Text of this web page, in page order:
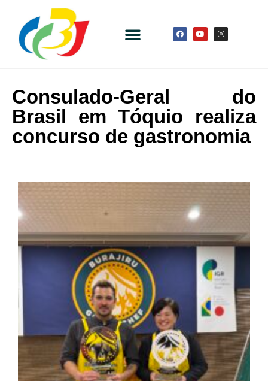
Consulado-Geral do
Brasil em Tóquio realiza
concurso de gastronomia